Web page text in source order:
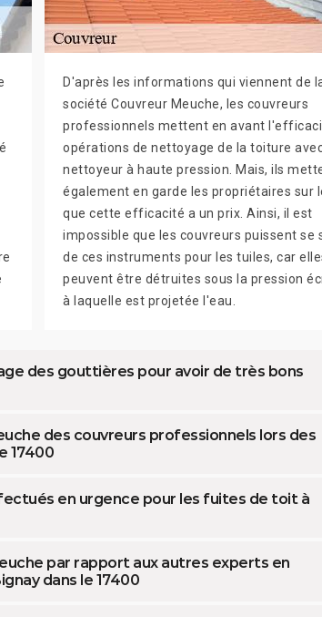
D'après les informations qui viennent de
société Couvreur Meuche, les couvreurs
professionnels mettent en avant
opérations de nettoyage de la toiture
nettoyeur à haute pression. Mais, ils
également en garde les propriétaires sur
que cette efficacité a un prix. Ainsi, il est
impossible que les couvreurs puissent se
de ces instruments pour les tuiles, car
peuvent être détruites sous la pression
à laquelle est projetée l'eau.
des gouttières pour avoir de très bons
des couvreurs professionnels lors des
17400
en urgence pour les fuites de toit à
par rapport aux autres experts en
dans le 17400